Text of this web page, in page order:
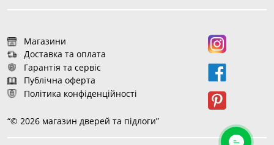
Магазини
Доставка та оплата
Гарантія та сервіс
Публічна оферта
Політика конфіденційності
“© 2026 магазин дверей та підлоги”